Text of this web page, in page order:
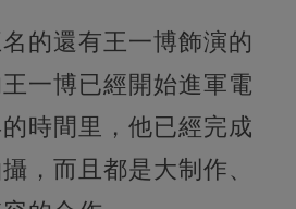
的還有王一博飾演的
一博已經開始進軍電
時間里，他已經完成
，而且都是大制作、